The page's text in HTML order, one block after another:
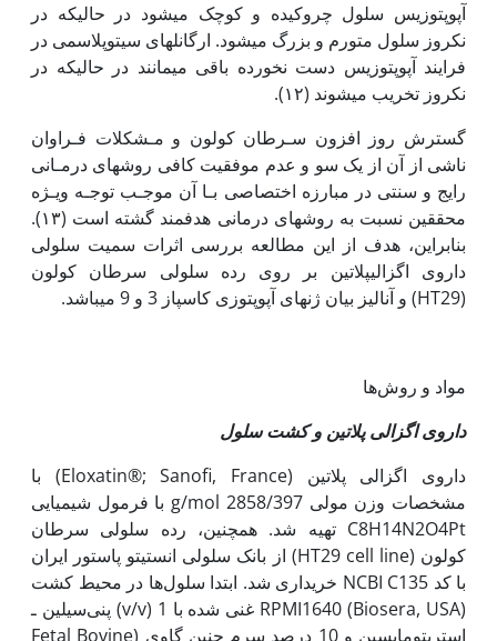
آپوپتوزیس سلول چروکیده و کوچک می‫شود در حالی‫که در
نکروز سلول متورم و بزرگ می‫شود. ارگانل‫های سیتوپلاسمی در
فرایند آپوپتوزیس دست نخورده باقی می‫مانند در حالی‫که در
نکروز تخریب می‫شوند (۱۲).
گسترش روز افزون سـرطان کولون و مـشکلات فـراوان
ناشی از آن از یک سو و عدم موفقیت کافی روش­های درمـانی
رایج و سنتی در مبارزه اختصاصی بـا آن موجـب توجـه ویـژه
محققین نسبت به روش­های درمانی هدفمند گشته است (۱۳).
بنابراین، هدف از این مطالعه بررسی اثرات سمیت سلولی
داروی اگزالی­پلاتین بر روی رده سلولی سرطان کولون
(HT29) و آنالیز بیان ژن­های آپوپتوزی کاسپاز 3 و 9 می­باشد.
مواد و روش‌ها
داروی اگزالی پلاتین و کشت سلول
داروی اگزالی پلاتین (Eloxatin®; Sanofi, France) با
مشخصات وزن مولی g/mol 2858/397 با فرمول شیمیایی
C8H14N2O4Pt تهیه شد. هم‫چنین، رده سلولی سرطان
کولون (HT29 cell line) از بانک سلولی انستیتو پاستور ایران
با کد NCBI C135 خریداری شد. ابتدا سلول‌ها در محیط کشت
RPMI1640 (Biosera, USA) غنی شده با 1 (v/v) پنی‌سیلین ـ
استرپتومایسین و 10 درصد سرم جنین گاوی (Fetal Bovine